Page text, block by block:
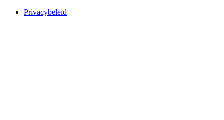
Privacybeleid